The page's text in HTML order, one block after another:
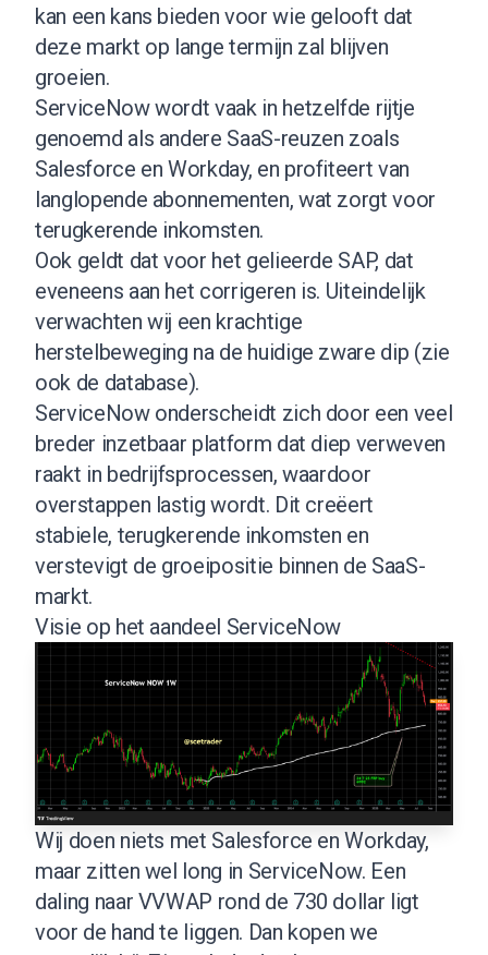
kan een kans bieden voor wie gelooft dat
deze markt op lange termijn zal blijven
groeien.
ServiceNow wordt vaak in hetzelfde rijtje
genoemd als andere SaaS-reuzen zoals
Salesforce en Workday, en profiteert van
langlopende abonnementen, wat zorgt voor
terugkerende inkomsten.
Ook geldt dat voor het gelieerde SAP, dat
eveneens aan het corrigeren is. Uiteindelijk
verwachten wij een krachtige
herstelbeweging na de huidige zware dip (zie
ook de database).
ServiceNow onderscheidt zich door een veel
breder inzetbaar platform dat diep verweven
raakt in bedrijfsprocessen, waardoor
overstappen lastig wordt. Dit creëert
stabiele, terugkerende inkomsten en
verstevigt de groeipositie binnen de SaaS-
markt.
Visie op het aandeel ServiceNow
Wij doen niets met Salesforce en Workday,
maar zitten wel long in ServiceNow. Een
daling naar VVWAP rond de 730 dollar ligt
voor de hand te liggen. Dan kopen we